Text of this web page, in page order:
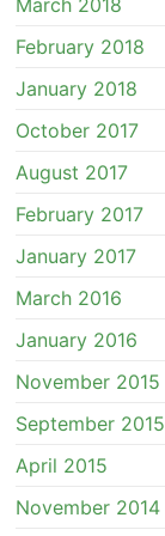
March 2018
February 2018
January 2018
October 2017
August 2017
February 2017
January 2017
March 2016
January 2016
November 2015
September 2015
April 2015
November 2014